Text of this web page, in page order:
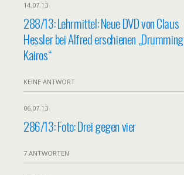
14.07.13
288/13: Lehrmittel: Neue DVD von Claus
Hessler bei Alfred erschienen „Drumming
Kairos“
KEINE ANTWORT
06.07.13
286/13: Foto: Drei gegen vier
7 ANTWORTEN